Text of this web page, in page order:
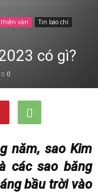
văn
Tin báo chí
có gì?
0
năm, sao Kim
các sao băng
bầu trời vào